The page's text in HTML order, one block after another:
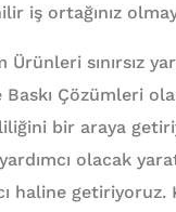
iş ortağınız
sınırsız
Çözümleri
bir araya
olacak
haline getiriyoruz.